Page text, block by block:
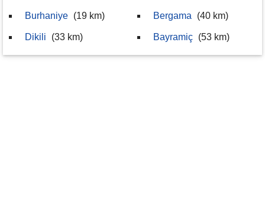
Burhaniye (19 km)
Dikili (33 km)
Bergama (40 km)
Bayramiç (53 km)